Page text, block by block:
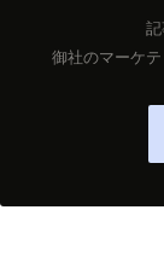
御社のマーケ